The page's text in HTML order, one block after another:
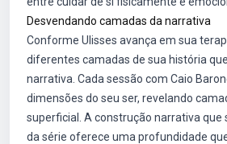
Desvendando camadas da narrativa
Conforme Ulisses avança em sua
diferentes camadas de sua história
narrativa. Cada sessão com Caio
dimensões do seu ser, revelando
superficial. A construção narrativa que
da série oferece uma profundidade